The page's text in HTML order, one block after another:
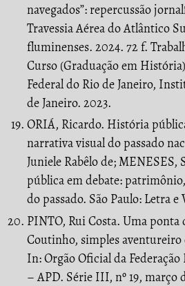
navegados”: repercussão
Travessia Aérea do Atlântico
fluminenses. 2024. 72 f.
Curso (Graduação em
Federal do Rio de Janeiro,
de Janeiro. 2023.
ORIÁ, Ricardo. História
narrativa visual do passado
Juniele Rabêlo de;
pública em debate:
do passado. São Paulo: Letra e
PINTO, Rui Costa. Uma ponta
Coutinho, simples aventureiro
In: Orgão Oficial da
– APD. Série III, nº 19, março